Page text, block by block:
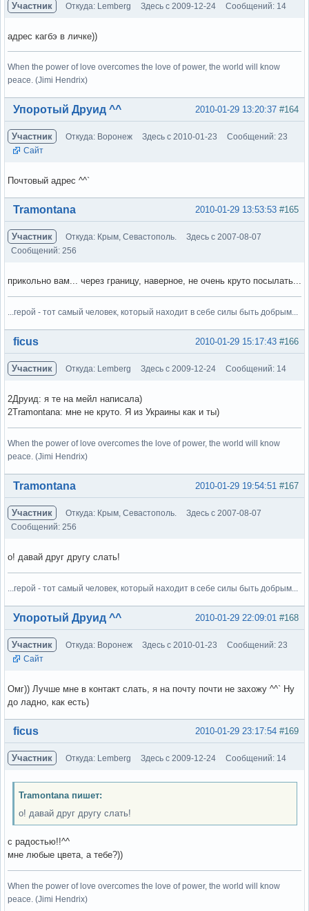
Участник Откуда: Lemberg Здесь с 2009-12-24 Сообщений: 14
адрес кагбэ в личке))
When the power of love overcomes the love of power, the world will know
peace. (Jimi Hendrix)
Вне форума #164
2010-01-29 13:20:37
Упоротый Друид ^^
Участник Откуда: Воронеж Здесь с 2010-01-23
Сообщений: 23
Сайт
Почтовый адрес ^^`
Вне форума #165
2010-01-29 13:53:53
Tramontana
Участник Откуда: Крым, Севастополь.
Здесь с 2007-08-07
Сообщений: 256
прикольно вам... через границу, наверное, не очень круто посылать...
...герой - тот самый человек, который находит в себе силы быть добрым...
Вне форума #166
2010-01-29 15:17:43
ficus
Участник Откуда: Lemberg Здесь с 2009-12-24 Сообщений: 14
2Друид: я те на мейл написала)
2Tramontana: мне не круто. Я из Украины как и ты)
When the power of love overcomes the love of power, the world will know
peace. (Jimi Hendrix)
Вне форума #167
2010-01-29 19:54:51
Tramontana
Участник Откуда: Крым, Севастополь.
Здесь с 2007-08-07
Сообщений: 256
о! давай друг другу слать!
...герой - тот самый человек, который находит в себе силы быть добрым...
Вне форума #168
2010-01-29 22:09:01
Упоротый Друид ^^
Участник Откуда: Воронеж Здесь с 2010-01-23
Сообщений: 23
Сайт
Омг)) Лучше мне в контакт слать, я на почту почти не захожу ^^` Ну
до ладно, как есть)
Вне форума #169
2010-01-29 23:17:54
ficus
Участник Откуда: Lemberg Здесь с 2009-12-24 Сообщений: 14
Tramontana пишет:
о! давай друг другу слать!
с радостью!!^^
мне любые цвета, а тебе?))
When the power of love overcomes the love of power, the world will know
peace. (Jimi Hendrix)